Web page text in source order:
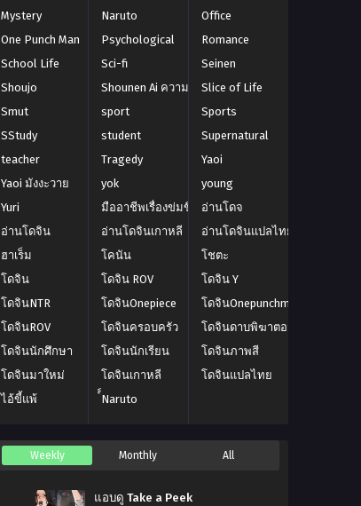
Mystery
Naruto
Office
One Punch Man
Psychological
Romance
School Life
Sci-fi
Seinen
Shoujo
Shounen Ai ความรักเด็กชาย
Slice of Life
Smut
sport
Sports
SStudy
student
Supernatural
teacher
Tragedy
Yaoi
Yaoi มังงะวาย
yok
young
Yuri
มืออาชีพเรื่องข่มขืน
อ่านโดจ
อ่านโดจิน
อ่านโดจินเกาหลี
อ่านโดจินแปลไทย
ฮาเร็ม
โคนัน
โชตะ
โดจิน
โดจิน ROV
โดจิน Y
โดจินNTR
โดจินOnepiece
โดจินOnepunchman
โดจินROV
โดจินครอบครัว
โดจินดาบพิฆาตอสูร
โดจินนักศึกษา
โดจินนักเรียน
โดจินภาพสี
โดจินมาใหม่
โดจินเกาหลี
โดจินแปลไทย
ไอ้ขี้แพ้
์์Naruto
Weekly Monthly All
แอบดู Take a Peek